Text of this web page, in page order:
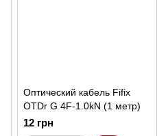
Оптический кабель Fifix
OTDr G 4F-1.0kN (1 метр)
12 грн